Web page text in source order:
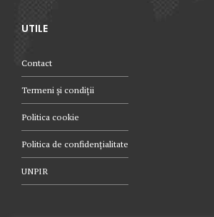
UTILE
Contact
Termeni și condiții
Politica cookie
Politica de confidențialitate
UNPIR